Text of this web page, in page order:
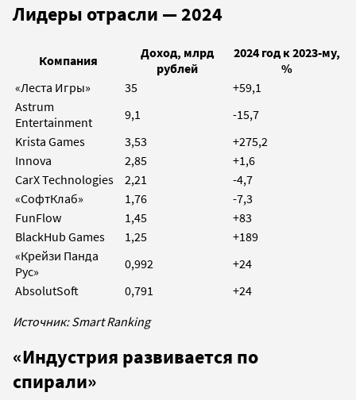
Лидеры отрасли — 2024
Компания
Доход, млрд
рублей
2024 год к 2023-му,
%
«Леста Игры»
35
+59,1
Astrum
Entertainment
9,1
-15,7
Krista Games
3,53
+275,2
Innova
2,85
+1,6
CarX Technologies
2,21
-4,7
«СофтКлаб»
1,76
-7,3
FunFlow
1,45
+83
BlackHub Games
1,25
+189
«Крейзи Панда
Рус»
0,992
+24
AbsolutSoft
0,791
+24
Источник: Smart Ranking
«Индустрия развивается по
спирали»